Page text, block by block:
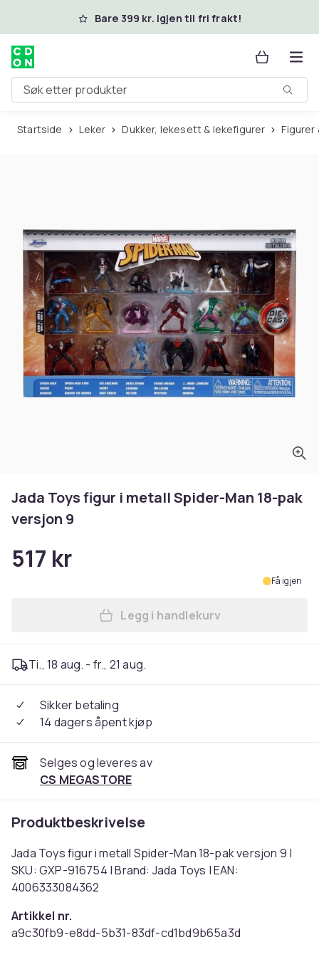
Hopp til hovedinnholdBare 399 kr. igjen til fri frakt!
Søk etter produkter
Startside Leker Dukker, lekesett & lekefigurer
Jada Toys figur i metall Spider-Man 18-pak
versjon 9
517 kr
Få igjen
Legg Jada Toys figur i
Legg i handlekurv
Ti., 18 aug. - fr., 21 aug.
Sikker betaling
14 dagers åpent kjøp
Selges og leveres av
CS MEGASTORE
Produktbeskrivelse
Jada Toys figur i metall Spider-Man 18-pak versjon 9 |
SKU: GXP-916754 | Brand: Jada Toys | EAN:
4006333084362
Artikkel nr.
a9c30fb9-e8dd-5b31-83df-cd1bd9b65a3d